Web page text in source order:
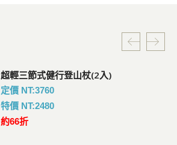
超輕三節式健行登山杖(2入)
定價 NT:3760
特價 NT:2480
約66折